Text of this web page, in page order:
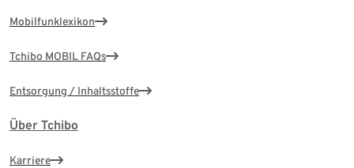
Mobilfunklexikon
Tchibo MOBIL FAQs
Entsorgung / Inhaltsstoffe
Über Tchibo
Karriere